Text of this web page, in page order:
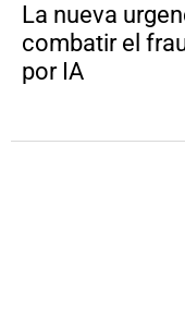
La nueva
combatir el
por IA